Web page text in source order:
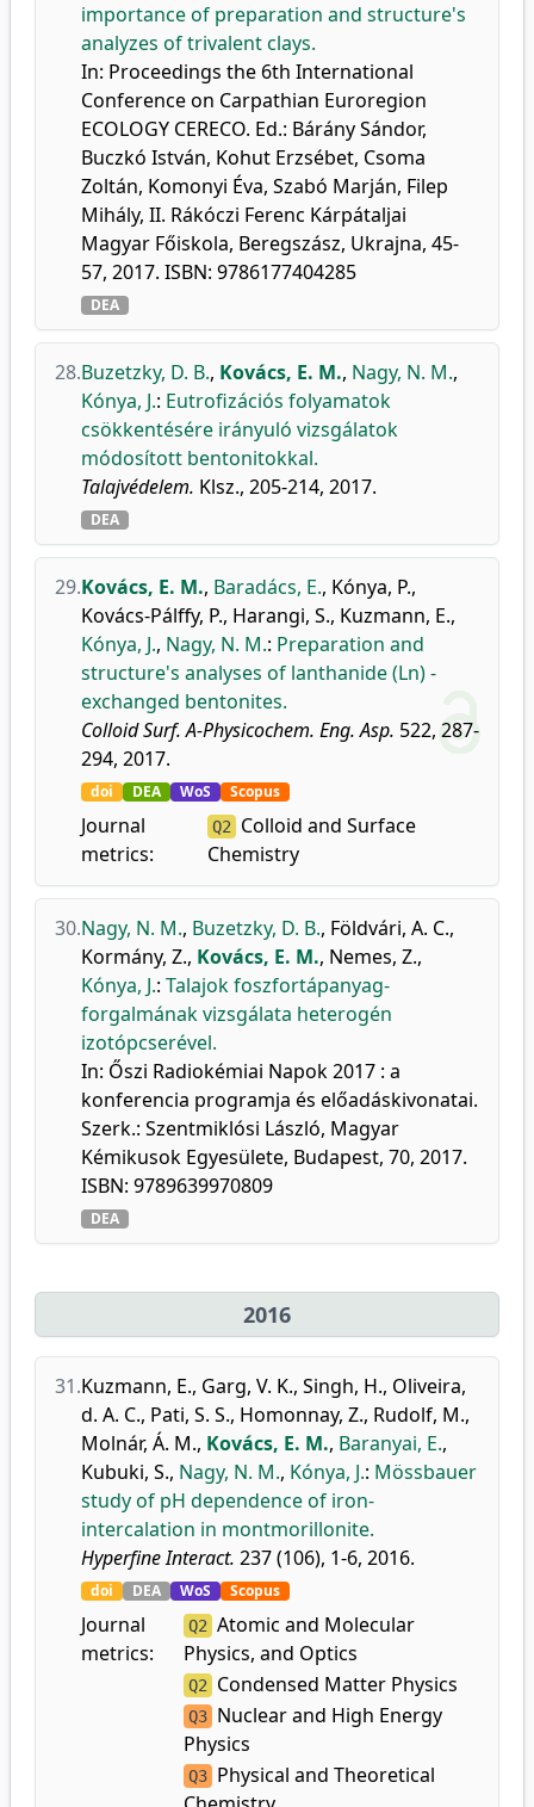
importance of preparation and structure's
analyzes of trivalent clays.
In: Proceedings the 6th International
Conference on Carpathian Euroregion
ECOLOGY CERECO. Ed.: Bárány Sándor,
Buczkó István, Kohut Erzsébet, Csoma
Zoltán, Komonyi Éva, Szabó Marján, Filep
Mihály, II. Rákóczi Ferenc Kárpátaljai
Magyar Főiskola, Beregszász, Ukrajna, 45-
57, 2017. ISBN: 9786177404285
DEA
28.Buzetzky, D. B., Kovács, E. M., Nagy, N. M.,
Kónya, J.: Eutrofizációs folyamatok
csökkentésére irányuló vizsgálatok
módosított bentonitokkal.
Talajvédelem. Klsz., 205-214, 2017.
DEA
29.Kovács, E. M., Baradács, E., Kónya, P.,
Kovács-Pálffy, P., Harangi, S., Kuzmann, E.,
Kónya, J., Nagy, N. M.: Preparation and
structure's analyses of lanthanide (Ln) -
exchanged bentonites.
Colloid Surf. A-Physicochem. Eng. Asp. 522, 287-
294, 2017.
doi DEA WoS Scopus
Journal
metrics:
Q2 Colloid and Surface
Chemistry
30.Nagy, N. M., Buzetzky, D. B., Földvári, A. C.,
Kormány, Z., Kovács, E. M., Nemes, Z.,
Kónya, J.: Talajok foszfortápanyag-
forgalmának vizsgálata heterogén
izotópcserével.
In: Őszi Radiokémiai Napok 2017 : a
konferencia programja és előadáskivonatai.
Szerk.: Szentmiklósi László, Magyar
Kémikusok Egyesülete, Budapest, 70, 2017.
ISBN: 9789639970809
DEA
2016
31.Kuzmann, E., Garg, V. K., Singh, H., Oliveira,
d. A. C., Pati, S. S., Homonnay, Z., Rudolf, M.,
Molnár, Á. M., Kovács, E. M., Baranyai, E.,
Kubuki, S., Nagy, N. M., Kónya, J.: Mössbauer
study of pH dependence of iron-
intercalation in montmorillonite.
Hyperfine Interact. 237 (106), 1-6, 2016.
doi DEA WoS Scopus
Journal
metrics:
Q2 Atomic and Molecular
Physics, and Optics
Q2 Condensed Matter Physics
Q3 Nuclear and High Energy
Physics
Q3 Physical and Theoretical